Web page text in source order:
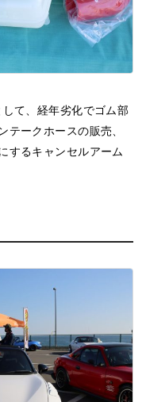
て、経年劣化でゴム部
ークホースの販売、
するキャンセルアーム